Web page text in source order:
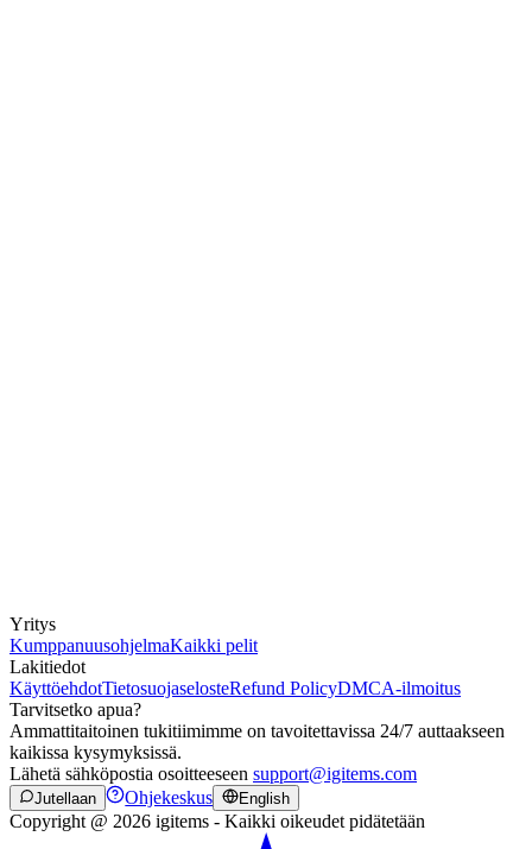
Yritys
KumppanuusohjelmaKaikki pelit
Lakitiedot
KäyttöehdotTietosuojaselosteRefund PolicyDMCA-ilmoitus
Tarvitsetko apua?
Ammattitaitoinen tukitiimimme on tavoitettavissa 24/7 auttaakseen
kaikissa kysymyksissä.
Lähetä sähköpostia osoitteeseen support@igitems.com
Jutellaan Ohjekeskus English
Copyright @ 2026 igitems - Kaikki oikeudet pidätetään